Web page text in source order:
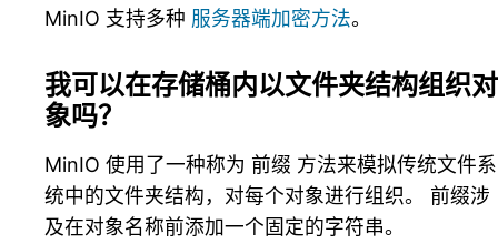
MinIO 支持多种 服务器端加密方法。
我可以在存储桶内以文件夹结构组织对
象吗？
MinIO 使用了一种称为 前缀 方法来模拟传统文件系
统中的文件夹结构，对每个对象进行组织。 前缀涉
及在对象名称前添加一个固定的字符串。